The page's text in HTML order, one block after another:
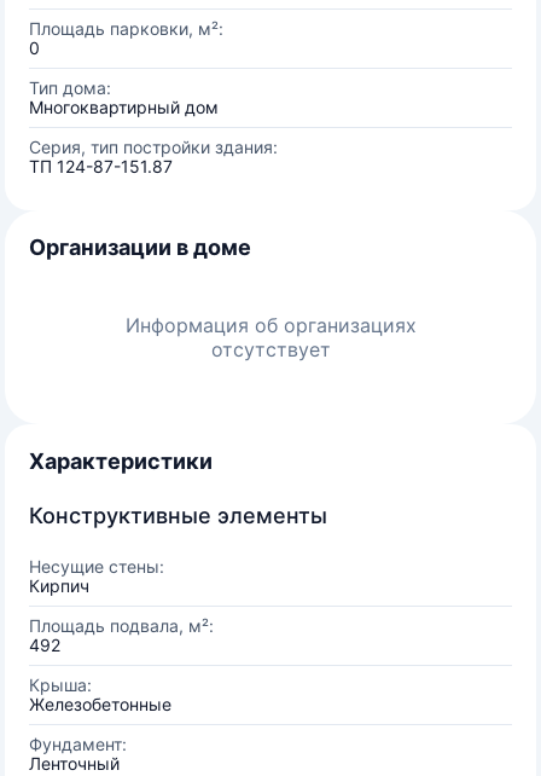
Площадь парковки, м²:
0
Тип дома:
Многоквартирный дом
Серия, тип постройки здания:
ТП 124-87-151.87
Организации в доме
Информация об организациях
отсутствует
Характеристики
Конструктивные элементы
Несущие стены:
Кирпич
Площадь подвала, м²:
492
Крыша:
Железобетонные
Фундамент:
Ленточный